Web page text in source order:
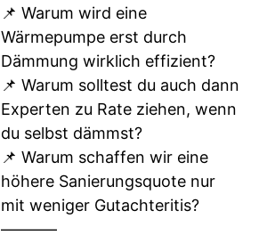
📌 Warum wird eine
Wärmepumpe erst durch
Dämmung wirklich effizient?
📌 Warum solltest du auch dann
Experten zu Rate ziehen, wenn
du selbst dämmst?
📌 Warum schaffen wir eine
höhere Sanierungsquote nur
mit weniger Gutachteritis?
–––––––